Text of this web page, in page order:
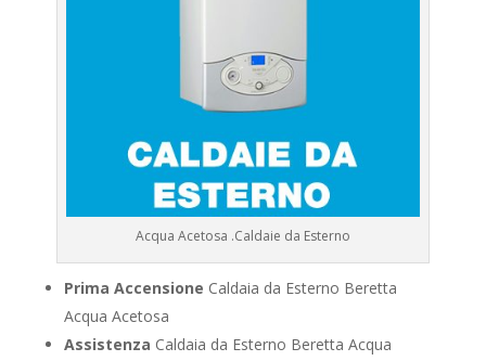
Acqua Acetosa .Caldaie da Esterno
Prima Accensione Caldaia da Esterno Beretta
Acqua Acetosa
Assistenza Caldaia da Esterno Beretta Acqua